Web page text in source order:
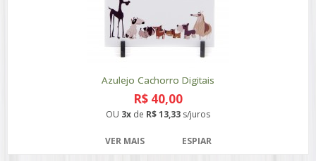
Azulejo Cachorro Digitais
R$ 40,00
OU 3x de R$ 13,33 s/juros
VER MAIS ESPIAR